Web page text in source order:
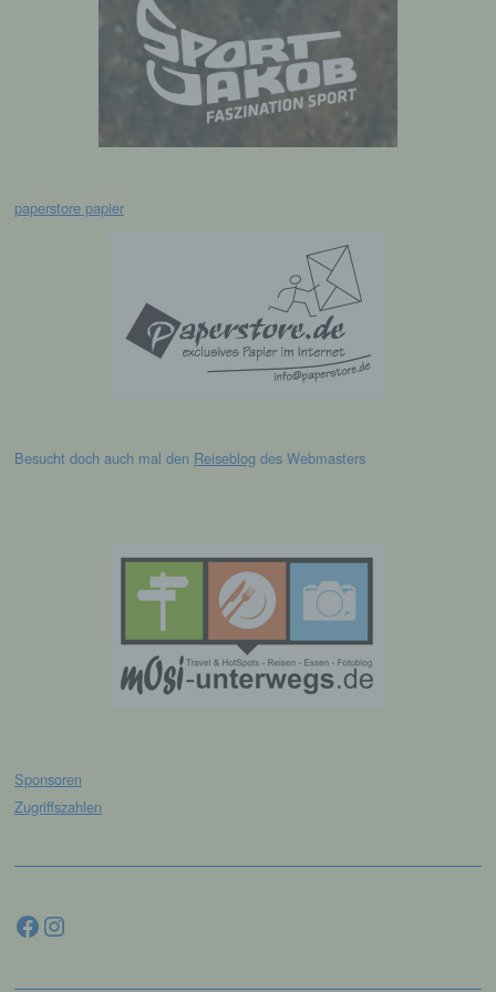
paperstore papier
Besucht doch auch mal den Reiseblog des Webmasters
Sponsoren
Zugriffszahlen
Facebook
darin besteht, dass diese
personenbezogenen Daten verwendet
werden, um bestimmte persönliche Aspekte,
die sich auf eine natürliche Person beziehen,
zu bewerten, insbesondere, um Aspekte
bezüglich Arbeitsleistung, wirtschaftlicher
vorherzusagen.
f) Pseudonymisierung
Pseudonymisierung ist die Verarbeitung
personenbezogener Daten in einer Weise,
auf welche die personenbezogenen Daten
können, sofern diese zusätzlichen
einer identifizierten oder identifizierbaren
natürlichen Person zugewiesen werden.
g) Verantwortlicher oder für die
Verarbeitung Verantwortlicher
und Mittel der Verarbeitung von